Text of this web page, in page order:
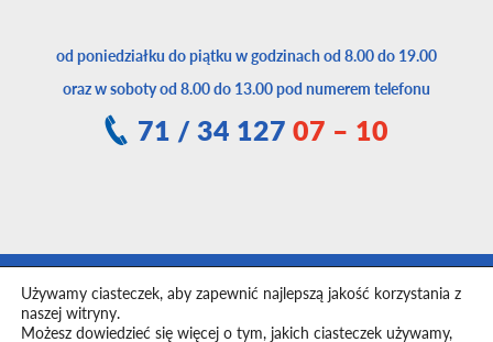
od poniedziałku do piątku w godzinach od 8.00 do 19.00
oraz w soboty od 8.00 do 13.00 pod numerem telefonu
71 / 34 12707 – 10
Toggle
navigation
Używamy ciasteczek, aby zapewnić najlepszą jakość korzystania z
naszej witryny.
Możesz dowiedzieć się więcej o tym, jakich ciasteczek używamy,